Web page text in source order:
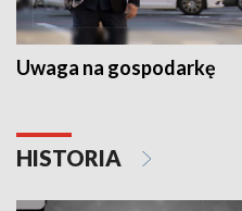
Uwaga na gospodarkę
HISTORIA